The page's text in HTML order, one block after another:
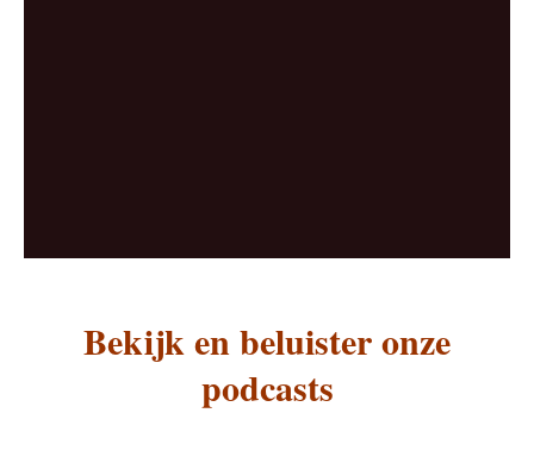
Bekijk en beluister onze
podcasts